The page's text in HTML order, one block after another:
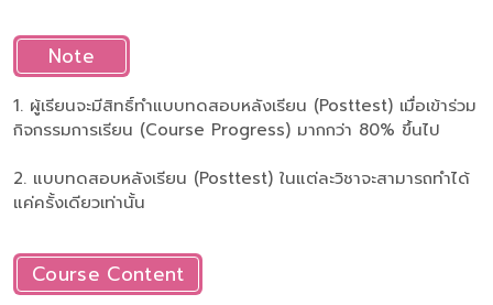
Note
1. ผู้เรียนจะมีสิทธิ์ทำแบบทดสอบหลังเรียน (Posttest) เมื่อเข้าร่วม
กิจกรรมการเรียน (Course Progress) มากกว่า 80% ขึ้นไป
2. แบบทดสอบหลังเรียน (Posttest) ในแต่ละวิชาจะสามารถทำได้
แค่ครั้งเดียวเท่านั้น
Course Content